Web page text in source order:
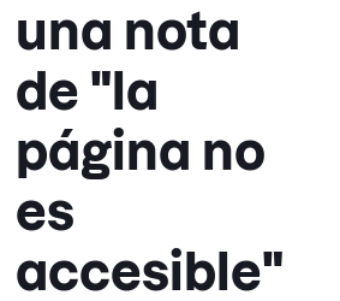
una nota
de "la
página no
es
accesible"